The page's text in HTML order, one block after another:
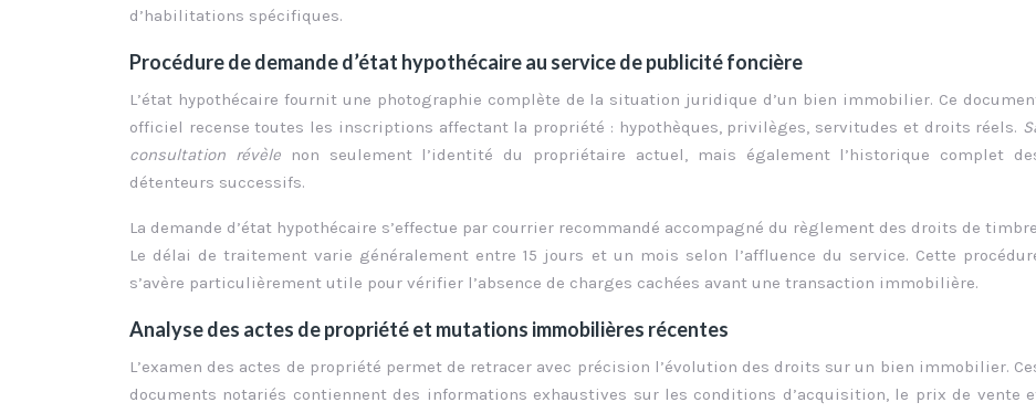
d’habilitations spécifiques.
Procédure de demande d’état hypothécaire au service de publicité foncière
L’état hypothécaire fournit une photographie complète de la situation juridique d’un bien immobilier. Ce
officiel recense toutes les inscriptions affectant la propriété : hypothèques, privilèges, servitudes et droits réels.
consultation révèle
non seulement l’identité du propriétaire actuel, mais également l’historique complet
détenteurs successifs.
La demande d’état hypothécaire s’effectue par courrier recommandé accompagné du règlement des droits de
Le délai de traitement varie généralement entre 15 jours et un mois selon l’affluence du service. Cette
s’avère particulièrement utile pour vérifier l’absence de charges cachées avant une transaction immobilière.
Analyse des actes de propriété et mutations immobilières récentes
L’examen des actes de propriété permet de retracer avec précision l’évolution des droits sur un bien immobilier.
documents notariés contiennent des informations exhaustives sur les conditions d’acquisition, le prix de vente